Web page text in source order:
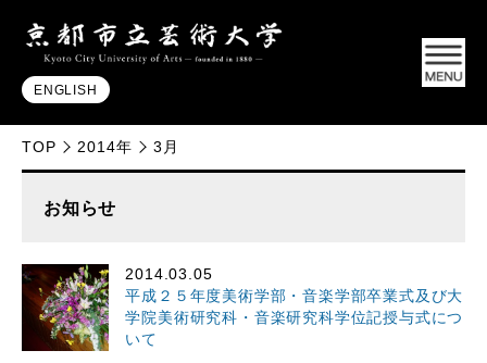
ENGLISH
TOP 2014年 3月
お知らせ
2014.03.05
平成２５年度美術学部・音楽学部卒業式及び大
学院美術研究科・音楽研究科学位記授与式につ
いて